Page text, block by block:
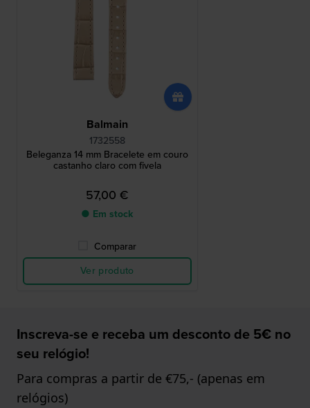
Balmain
1732558
Beleganza 14 mm Bracelete em couro
castanho claro com fivela
57,00 €
● Em stock
Comparar
Ver produto
Inscreva-se e receba um desconto de 5€ no
seu relógio!
Para compras a partir de €75,- (apenas em
relógios)